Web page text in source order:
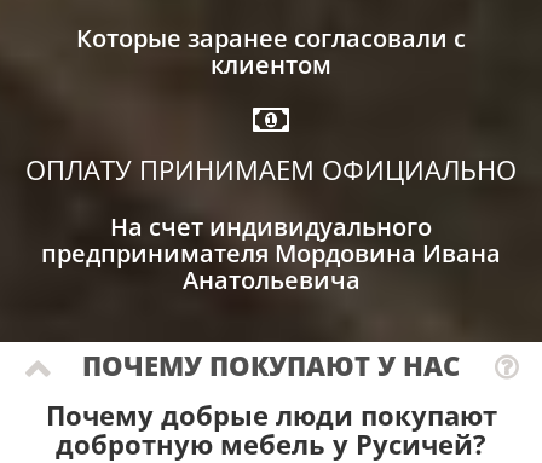
Которые заранее согласовали с
клиентом
ОПЛАТУ ПРИНИМАЕМ ОФИЦИАЛЬНО
На счет индивидуального
предпринимателя Мордовина Ивана
Анатольевича
ПОЧЕМУ ПОКУПАЮТ У НАС
Почему добрые люди покупают
добротную мебель у Русичей?